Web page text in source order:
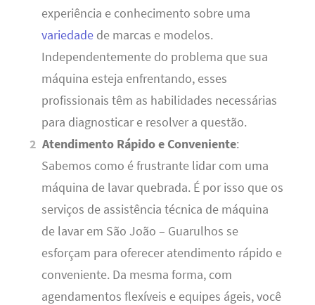
experiência e conhecimento sobre uma
variedadede marcas e modelos.
Independentemente do problema que sua
máquina esteja enfrentando, esses
profissionais têm as habilidades necessárias
para diagnosticar e resolver a questão.
Atendimento Rápido e Conveniente:
Sabemos como é frustrante lidar com uma
máquina de lavar quebrada. É por isso que os
serviços de assistência técnica de máquina
de lavar em São João – Guarulhos se
esforçam para oferecer atendimento rápido e
conveniente. Da mesma forma, com
agendamentos flexíveis e equipes ágeis, você